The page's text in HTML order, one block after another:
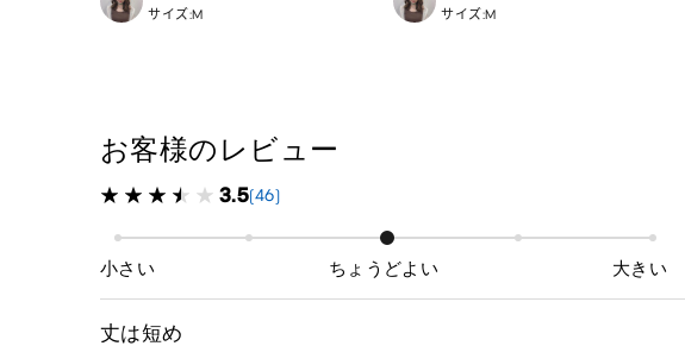
サイズ:M サイズ:M
お客様のレビュー
3.5(46)
小さい ちょうどよい 大きい
丈は短め